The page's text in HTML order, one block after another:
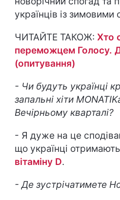
українців із зимовими
ЧИТАЙТЕ ТАКОЖ: Хто
переможцем Голосу.
(опитування)
- Чи будуть українці
запальні хіти
Вечірньому кварталі?
- Я дуже на це
що українці
вітаміну D.
- Де зустрічатимете